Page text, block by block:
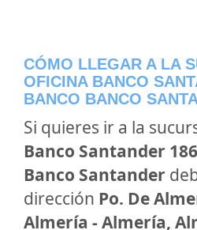
CÓMO LLEGAR A LA
OFICINA BANCO
BANCO BANCO
Si quieres ir a la
Banco Santander
Banco Santander
dirección Po. De
Almería - Almería,